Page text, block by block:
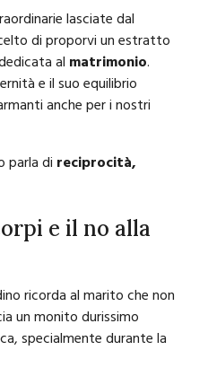
lasciate dal
di proporvi un estratto
al matrimonio.
e il suo equilibrio
anche per i nostri
parla di reciprocità,
e il no alla
ricorda al marito che non
un monito durissimo
specialmente durante la